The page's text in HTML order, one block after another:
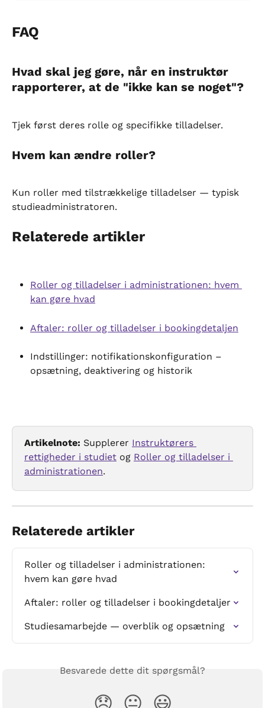
FAQ
Hvad skal jeg gøre, når en instruktør
rapporterer, at de "ikke kan se noget"?
Tjek først deres rolle og specifikke tilladelser.
Hvem kan ændre roller?
Kun roller med tilstrækkelige tilladelser — typisk
studieadministratoren.
Relaterede artikler
Roller og tilladelser i administrationen: hvem
kan gøre hvad
Aftaler: roller og tilladelser i bookingdetaljen
Indstillinger: notifikationskonfiguration –
opsætning, deaktivering og historik
Artikelnote: Supplerer Instruktørers
rettigheder i studiet og Roller og tilladelser i
administrationen.
Relaterede artikler
Roller og tilladelser i administrationen:
hvem kan gøre hvad
Aftaler: roller og tilladelser i bookingdetaljer
Studiesamarbejde — overblik og opsætning
Besvarede dette dit spørgsmål?